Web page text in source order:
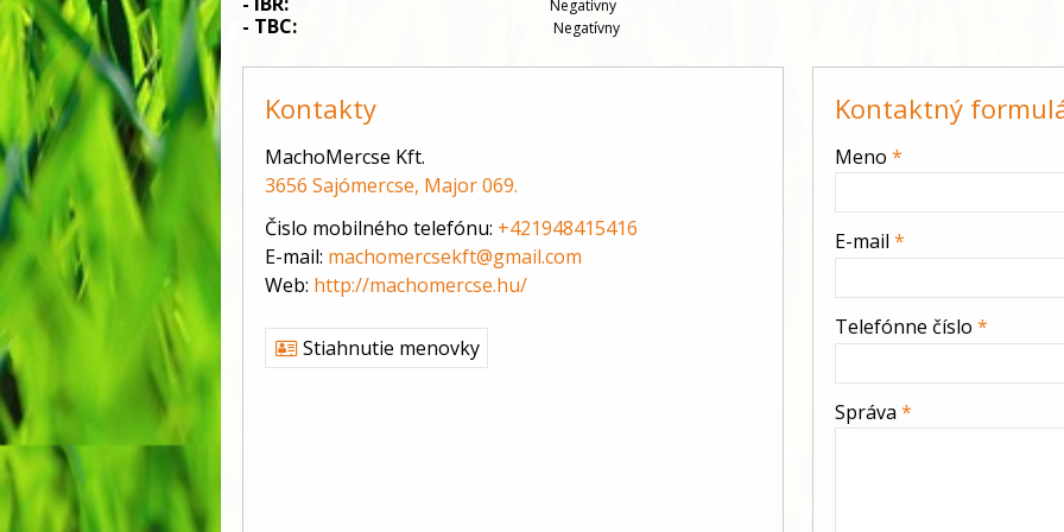
Negatívny
- TBC: Negatívny
Kontakty
MachoMercse Kft.
3656 Sajómercse, Major 069.
Čislo mobilného telefónu: +421948415416
E-mail: machomercsekft@gmail.com
Web: http://machomercse.hu/
Stiahnutie menovky
Kontaktný
-
Meno *
E-mail *
Telefónne číslo *
Správa *